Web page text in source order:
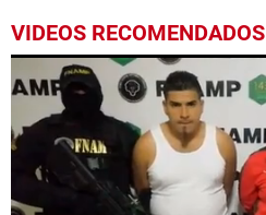
VIDEOS RECOMENDADOS